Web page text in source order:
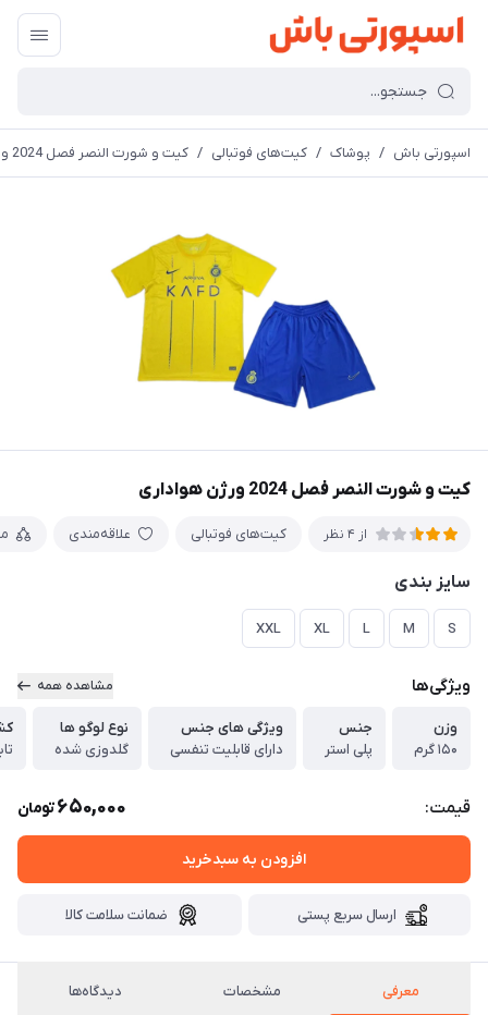
اسپورتی باش / پوشاک / کیت‌های فوتبالی / کیت و شورت النصر فصل 2024 ورژن هواداری
کیت و شورت النصر فصل 2024 ورژن هواداری
از 4 نظر کیت‌های فوتبالی علاقه‌مندی
سایز بندی
S
M
L
XL
XXL
ویژگی‌ها مشاهده همه
وزن
۱۵۰ گرم
جنس
پلی استر
ویژگی های جنس
دارای قابلیت تنفسی
نوع لوگو ها
گلدوزی شده
قیمت: 650,000تومان
افزودن به سبدخرید
ارسال سریع پستی ضمانت سلامت کالا
معرفی مشخصات دیدگاه‌ها